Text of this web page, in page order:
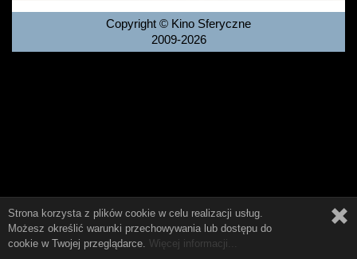
Copyright © Kino Sferyczne
2009-2026
Strona korzysta z plików cookie w celu realizacji usług.
Możesz określić warunki przechowywania lub dostępu do
cookie w Twojej przeglądarce. Więcej informacji...